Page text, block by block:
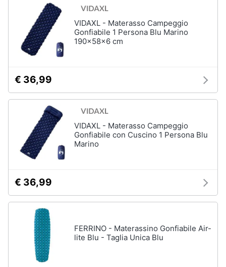
VIDAXL - Materasso Campeggio
Gonfiabile 1 Persona Blu Marino
190x58x6 cm
€ 36,99
VIDAXL - Materasso Campeggio
Gonfiabile con Cuscino 1 Persona Blu
Marino
€ 36,99
FERRINO - Materassino Gonfiabile Air-
lite Blu - Taglia Unica Blu